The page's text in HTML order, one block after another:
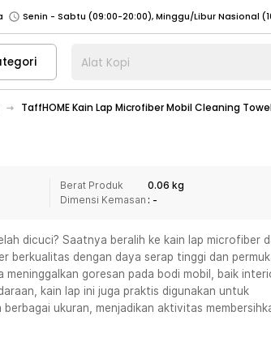
Senin - Jumat (07:00 - 20:00), Sabtu - Minggu
Senin - Jumat (08:00 - 20:00), Sabtu - Minggu/ Libur
Senin - Jumat (08:00 - 20:00), Sabtu - Minggu/ Libur
Senin - Sabtu (09:00-20:00), Minggu/Libur Nasional
Senin - Sabtu (09:00-20:00), Minggu/Libur Nasional
Senin - Jumat (07:00 - 20:00), Sabtu - Minggu
Senin - Jumat (08:00 - 20:00), Sabtu - Minggu/ Libur
Alat Kopi
TaffHOME Kain Lap Microfiber Mobil Cleaning
Berat Produk
0.06 kg
Dimensi Kemasan : -
dicuci? Saatnya beralih ke kain lap microfiber
berkualitas dengan daya serap tinggi dan
goresan pada bodi mobil, baik
kain lap ini juga praktis digunakan untuk
ukuran, menjadikan aktivitas